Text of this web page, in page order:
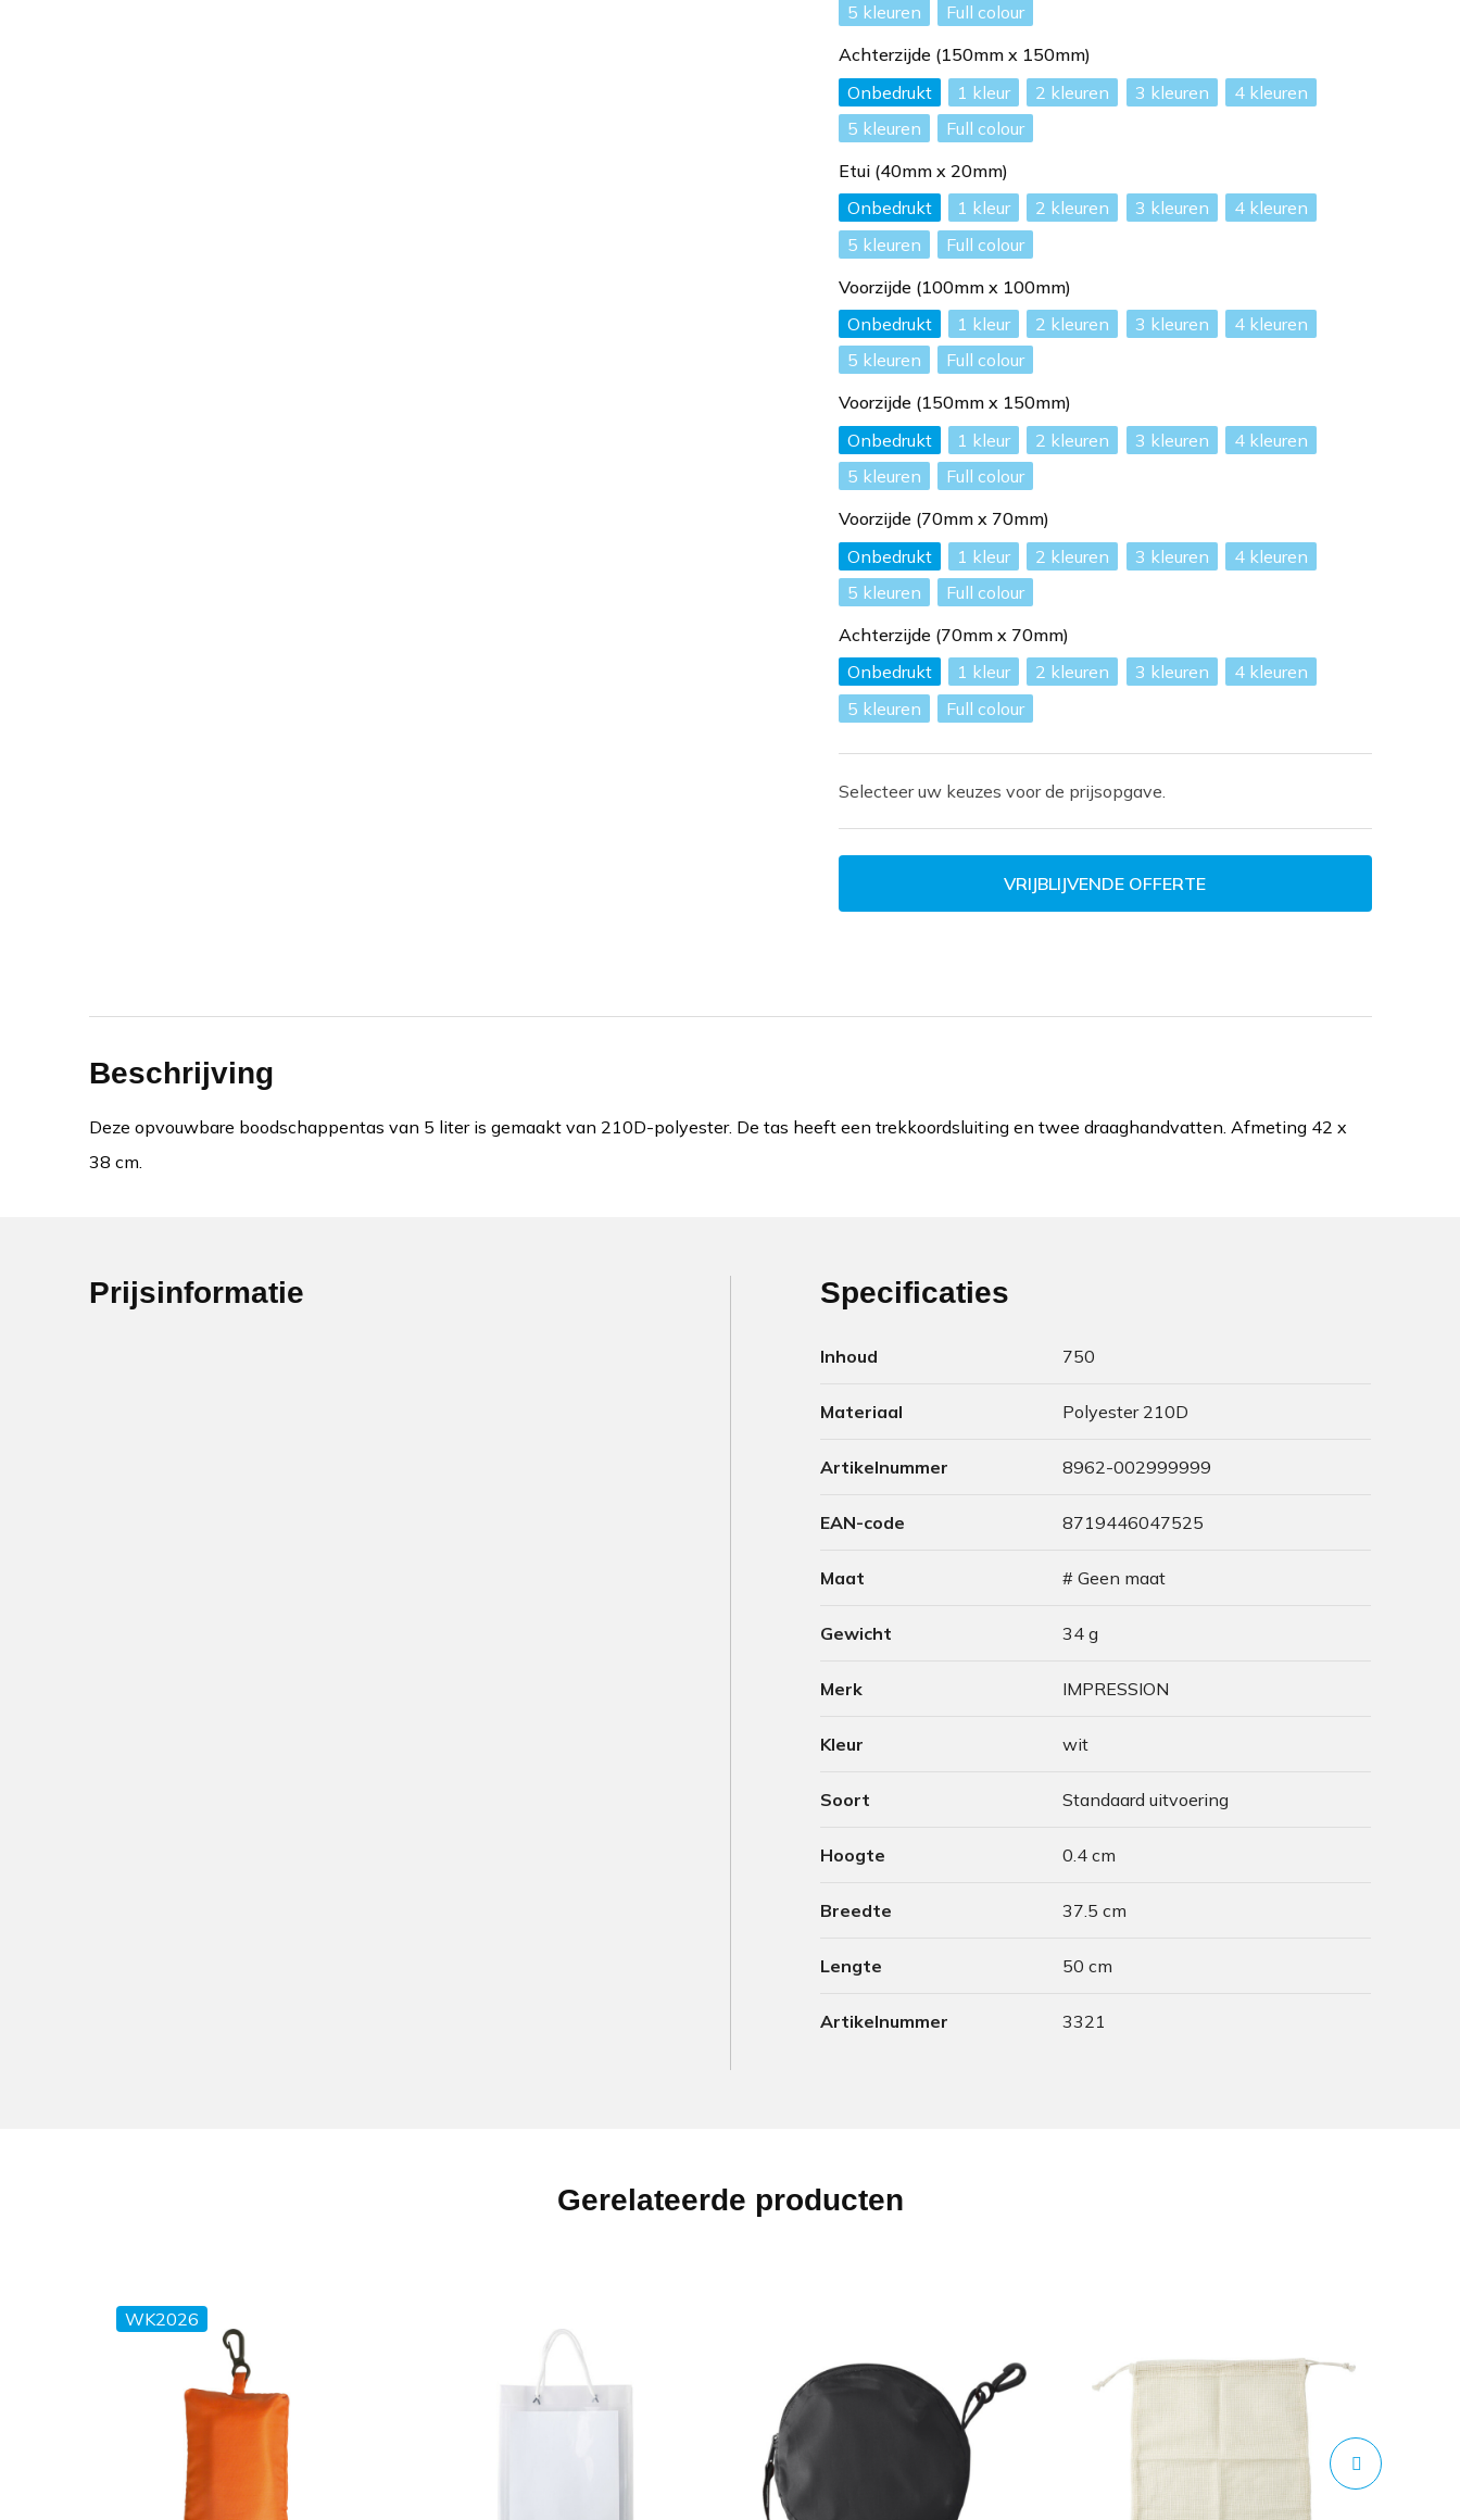
5
Full colour
Achterzijde (150mm x 150mm)
Onbedrukt
1 2 3
4
5
Full colour
Etui (40mm x 20mm)
Onbedrukt
1 2 3
4
5
Full colour
Voorzijde (100mm x 100mm)
Onbedrukt
1 2 3
4
5
Full colour
Voorzijde (150mm x 150mm)
Onbedrukt
1 2 3
4
5
Full colour
Voorzijde (70mm x 70mm)
Onbedrukt
1 2 3
4
5
Full colour
Achterzijde (70mm x 70mm)
Onbedrukt
1 2 3
4
5
Full colour
Selecteer uw keuzes voor de prijsopgave.
VRIJBLIJVENDE OFFERTE
Beschrijving
Deze opvouwbare boodschappentas van 5 liter is gemaakt van 210D-polyester. De tas heeft een trekkoordsluiting en twee draaghandvatten. Afmeting 42 x
38 cm.
Prijsinformatie Specificaties
Inhoud 750
Materiaal Polyester 210D
Artikelnummer 8962-002999999
EAN-code 8719446047525
Maat # Geen maat
Gewicht 34 g
Merk IMPRESSION
Kleur wit
Soort Standaard uitvoering
Hoogte 0.4 cm
Breedte 37.5 cm
Lengte 50 cm
Artikelnummer 3321
Gerelateerde producten
WK2026